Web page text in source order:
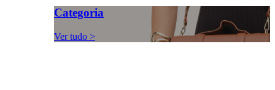
Categoria
Ver tudo >